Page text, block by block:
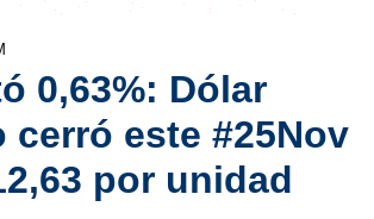
0,63%: Dólar
cerró este #25Nov
por unidad